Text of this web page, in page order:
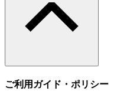
ご利用ガイド・ポリシー